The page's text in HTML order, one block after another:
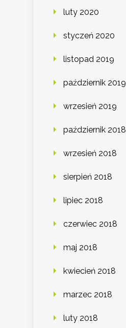
luty 2020
styczeń 2020
listopad 2019
październik 2019
wrzesień 2019
październik 2018
wrzesień 2018
sierpień 2018
lipiec 2018
czerwiec 2018
maj 2018
kwiecień 2018
marzec 2018
luty 2018